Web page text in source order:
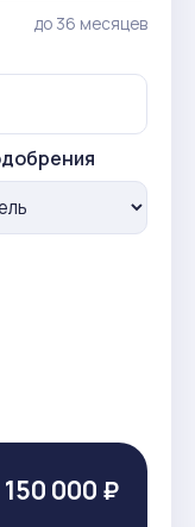
до 36 месяцев
150 000 ₽